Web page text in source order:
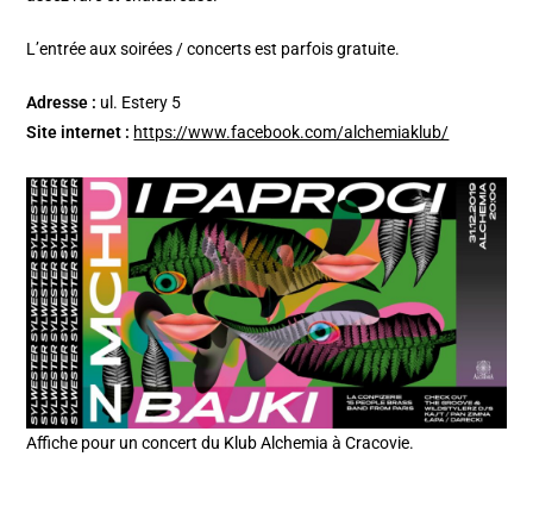
L’entrée aux soirées / concerts est parfois gratuite.
Adresse : ul. Estery 5
Site internet : https://www.facebook.com/alchemiaklub/
Affiche pour un concert du Klub Alchemia à Cracovie.